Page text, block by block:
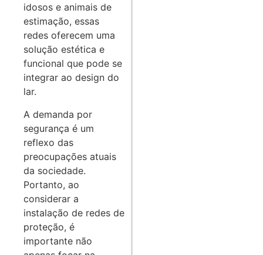
idosos e animais de
estimação, essas
redes oferecem uma
solução estética e
funcional que pode se
integrar ao design do
lar.
A demanda por
segurança é um
reflexo das
preocupações atuais
da sociedade.
Portanto, ao
considerar a
instalação de redes de
proteção, é
importante não